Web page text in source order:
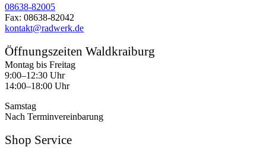
08638-82005
Fax: 08638-82042
kontakt@radwerk.de
Öffnungszeiten Waldkraiburg
Montag bis Freitag
9:00–12:30 Uhr
14:00–18:00 Uhr
Samstag
Nach Terminvereinbarung
Shop Service